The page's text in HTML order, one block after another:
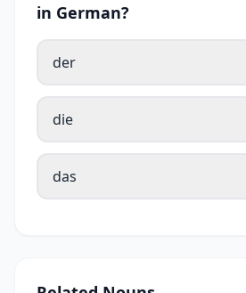
in German?
der
die
das